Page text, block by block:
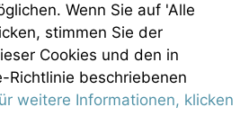
FKK-Leben
Bedingungen
Verkaufsbedingungen
Bildnachweis
Kontakt
Wenn Sie auf 'Alle
stimmen Sie der
Cookies und den in
Richtlinie beschriebenen
weitere Informationen, klicken